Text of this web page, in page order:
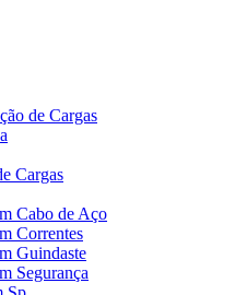
de Cargas
Cargas
Cabo de Aço
Correntes
Guindaste
Segurança